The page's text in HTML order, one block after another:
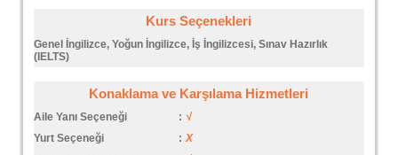
Kurs Seçenekleri
Genel İngilizce, Yoğun İngilizce, İş İngilizcesi, Sınav Hazırlık
(IELTS)
Konaklama ve Karşılama Hizmetleri
Aile Yanı Seçeneği : √
Yurt Seçeneği
: X